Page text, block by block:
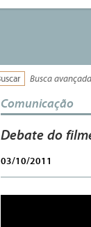
Busca avançada
Comunicação
Debate do
03/10/2011